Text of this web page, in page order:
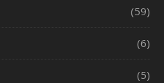
(59)
(6)
(5)